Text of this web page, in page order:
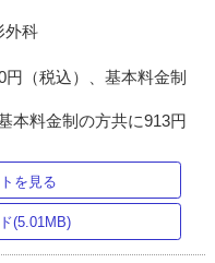
外科
（税込）、基本料金制
本料金制の方共に913円
を見る
(5.01MB)